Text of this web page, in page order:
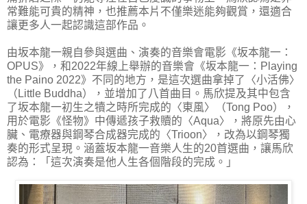
常難能可貴的精神，也推薦本片不僅樂迷能夠觀賞，還適合
讓更多人一起認識這部作品。
由坂本龍一親自參與選曲、演奏的音樂會電影《坂本龍一：
OPUS》，和2022年線上舉辦的音樂會《坂本龍一：Playing
the Paino 2022》不同的地方，是這次選曲拿掉了〈小活佛〉
（Little Buddha），並增加了八首曲目。馬欣提及其中包含
了坂本龍一初生之犢之時所完成的〈東風〉（Tong Poo），
用於電影《怪物》中傳遞孩子救贖的〈Aqua〉，將原先由心
臟、電療器與鋼琴合成器完成的〈Trioon〉，改為以鋼琴獨
奏的形式呈現。涵蓋坂本龍一音樂人生的20首選曲，讓馬欣
認為：「這次演奏是他人生各個階段的完成。」